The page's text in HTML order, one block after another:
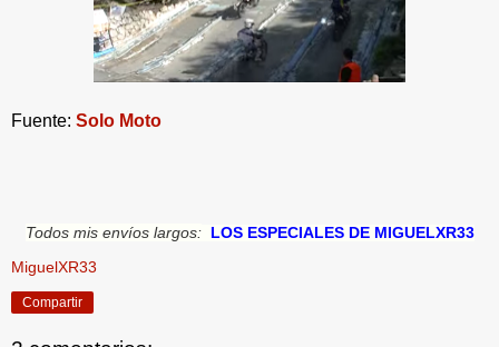
Fuente: Solo Moto
Todos mis envíos largos: LOS ESPECIALES DE MIGUELXR33
MiguelXR33
Compartir